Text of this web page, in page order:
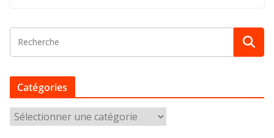
Catégories
a